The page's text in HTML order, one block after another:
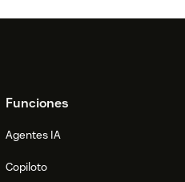
Funciones
Agentes IA
Copiloto